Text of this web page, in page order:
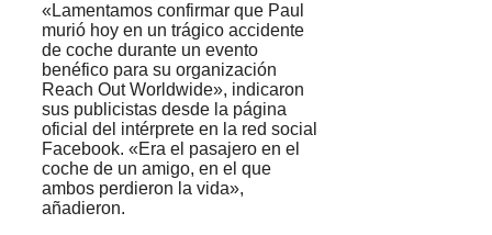
«Lamentamos confirmar que Paul
murió hoy en un trágico accidente
de coche durante un evento
benéfico para su organización
Reach Out Worldwide», indicaron
sus publicistas desde la página
oficial del intérprete en la red social
Facebook. «Era el pasajero en el
coche de un amigo, en el que
ambos perdieron la vida»,
añadieron.